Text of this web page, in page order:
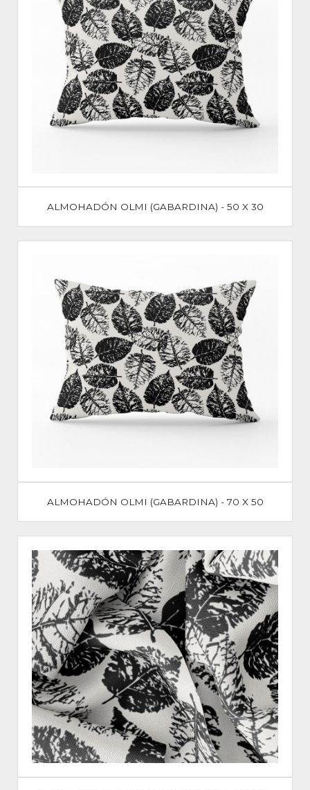
ALMOHADÓN OLMI (GABARDINA) - 50 X 30
ALMOHADÓN OLMI (GABARDINA) - 70 X 50